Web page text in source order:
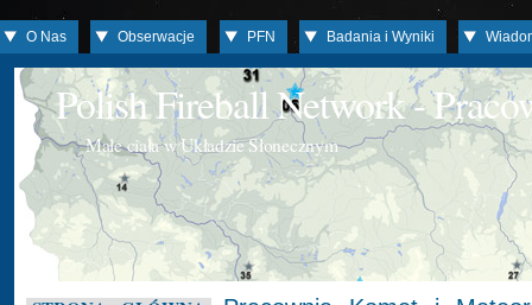
O Nas Obserwacje PFN Badania i Wyniki
Polish Fireball Network -
Małe ciała w Układzie Słonecznym